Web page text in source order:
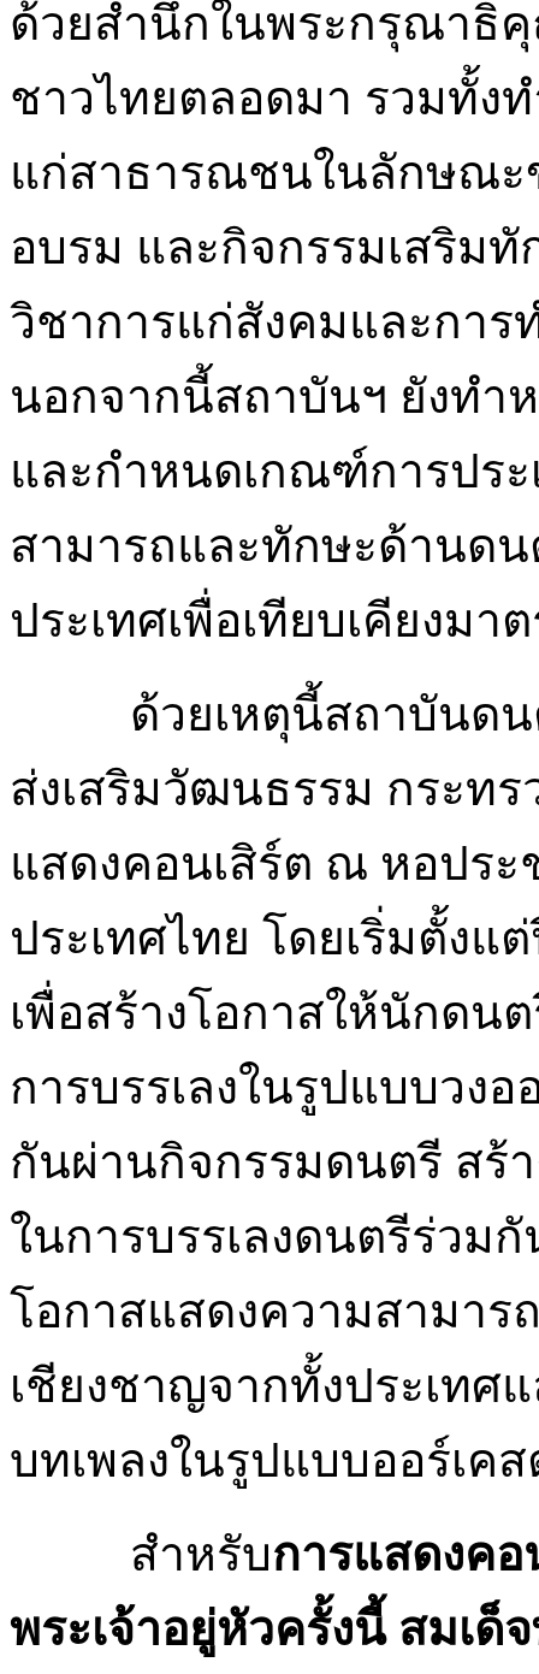
ด้วยสำนึกในพระกรุณาธิ
ชาวไทยตลอดมา รวมทั้ง
แก่สาธารณชนในลักษณะ
อบรม และกิจกรรมเสริมทั
วิชาการแก่สังคมและกา
นอกจากนี้สถาบันฯ ยังท
และกำหนดเกณฑ์การปร
สามารถและทักษะด้านด
ประเทศเพื่อเทียบเคียงมา
ด้วยเหตุนี้สถาบันด
ส่งเสริมวัฒนธรรม กระท
แสดงคอนเสิร์ต ณ หอปร
ประเทศไทย โดยเริ่มตั้งแ
เพื่อสร้างโอกาสให้นักด
การบรรเลงในรูปแบบวงอ
กันผ่านกิจกรรมดนตรี สร้
ในการบรรเลงดนตรีร่วม
โอกาสแสดงความสามา
เชียงชาญจากทั้งประเทศ
บทเพลงในรูปแบบออร์เคส
สำหรับการแสดงคอ
พระเจ้าอยู่หัวครั้งนี้ สมเด็